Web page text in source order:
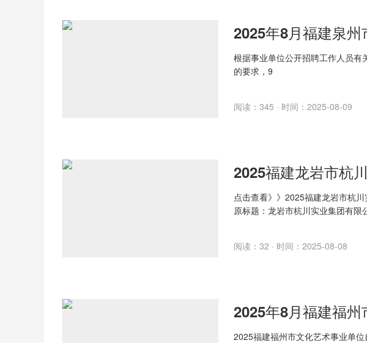
根据事业单位公开招聘工作人员有
的要求，9
阅读：345 · 时间：2025-08-09
点击查看》》2025福建龙岩市杭
原标题：龙岩市杭川实业集团有
阅读：32 · 时间：2025-08-08
2025福建福州市文化艺术事业单